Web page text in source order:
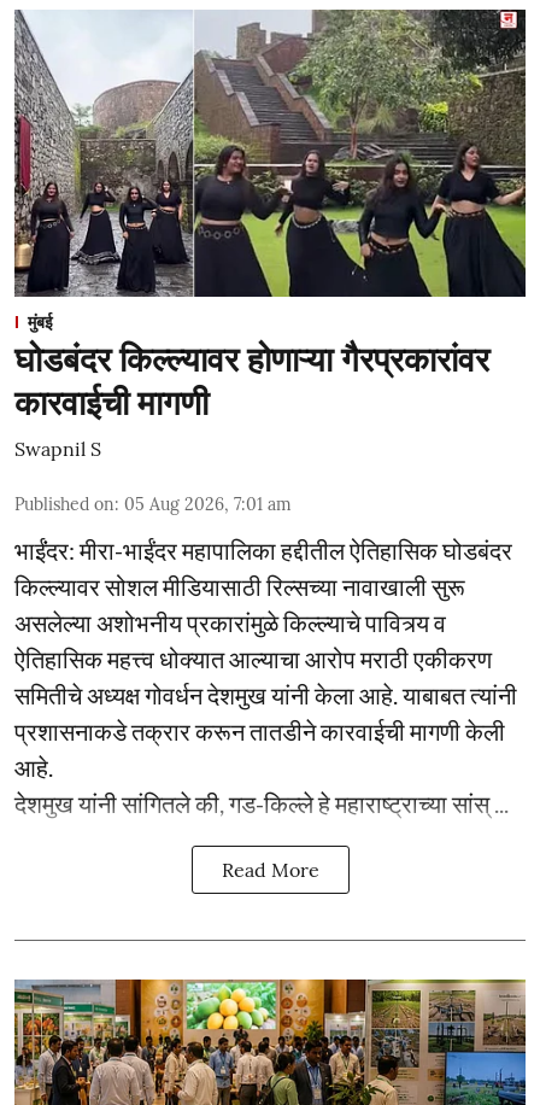
मुंबई
घोडबंदर किल्ल्यावर होणाऱ्या गैरप्रकारांवर
कारवाईची मागणी
Swapnil S
Published on: 05 Aug 2026, 7:01 am
भाईंंदर: मीरा-भाईंदर महापालिका हद्दीतील ऐतिहासिक घोडबंदर
किल्ल्यावर सोशल मीडियासाठी रिल्सच्या नावाखाली सुरू
असलेल्या अशोभनीय प्रकारांमुळे किल्ल्याचे पावित्र्य व
ऐतिहासिक महत्त्व धोक्यात आल्याचा आरोप मराठी एकीकरण
समितीचे अध्यक्ष गोवर्धन देशमुख यांनी केला आहे. याबाबत त्यांनी
प्रशासनाकडे तक्रार करून तातडीने कारवाईची मागणी केली
आहे.
देशमुख यांनी सांगितले की, गड-किल्ले हे महाराष्ट्राच्या सांस् ...
Read More